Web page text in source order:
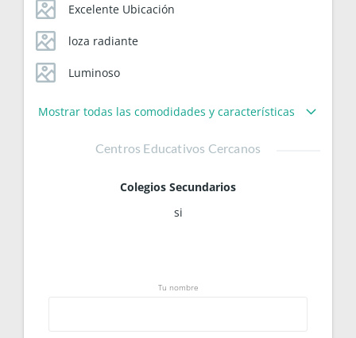
Excelente Ubicación
loza radiante
Luminoso
Mostrar todas las comodidades y características
Centros Educativos Cercanos
Colegios Secundarios
si
Tu nombre